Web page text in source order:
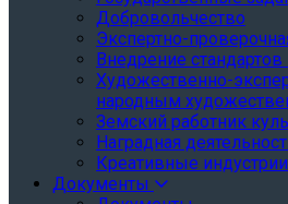
Добровольчество
Экспертно-
Внедрение
Художественно-
народным
Земский работник
Наградная
Креативные индустрии
Документы